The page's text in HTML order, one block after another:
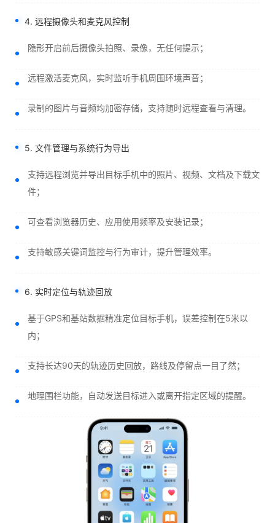
4. 远程摄像头和麦克风控制
隐形开启前后摄像头拍照、录像，无任何提示；
远程激活麦克风，实时监听手机周围环境声音；
录制的图片与音频均加密存储，支持随时远程查看与清理。
5. 文件管理与系统行为导出
支持远程浏览并导出目标手机中的照片、视频、文档及下载文
件；
可查看浏览器历史、应用使用频率及安装记录；
支持敏感关键词监控与行为审计，提升管理效率。
6. 实时定位与轨迹回放
基于GPS和基站数据精准定位目标手机，误差控制在5米以
内；
支持长达90天的轨迹历史回放，路线及停留点一目了然；
地理围栏功能，自动发送目标进入或离开指定区域的提醒。